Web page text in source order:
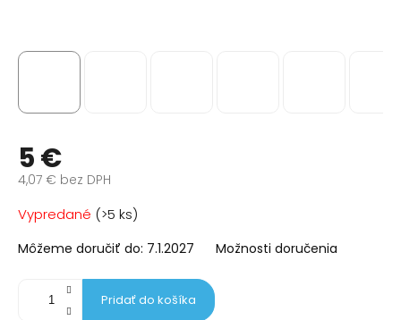
5 €
4,07 € bez DPH
cena:
Vypredané (>5 ks)
Môžeme doručiť do: 7.1.2027 Možnosti doručenia
Pridať do košíka